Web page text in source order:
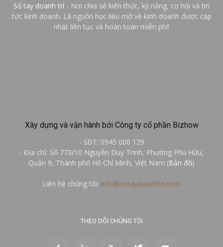
Sổ tay doanh trí - Nơi chia sẻ kiến thức, kỹ năng, cơ hội và tin
tức kinh doanh. Là nguồn học liệu mở về kinh doanh được cập
nhật liên tục và hoàn toàn miễn phí!
Xây dựng và vận hành bởi Công ty cổ phần Bizhow
- SĐT: 0945 000 129
- Địa chỉ: Số 773/10 Nguyễn Duy Trinh, Phường Phú Hữu,
Quận 9, Thành phố Hồ Chí Minh, Việt Nam (Bản đồ)
Liên hệ chúng tôi: info@sotaydoanhtri.com
THEO DÕI CHÚNG TÔI